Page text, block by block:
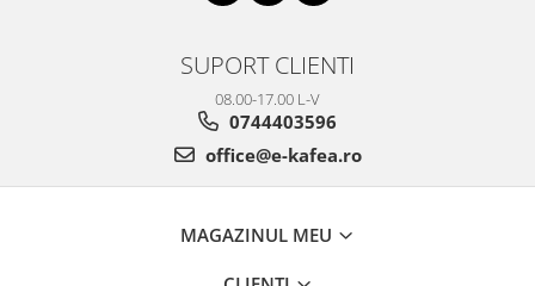
SUPORT CLIENTI
08.00-17.00 L-V
0744403596
office@e-kafea.ro
MAGAZINUL MEU